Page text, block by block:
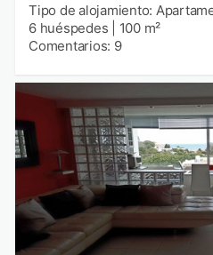
Tipo de alojamiento:
6 huéspedes
100 m²
Comentarios: 9